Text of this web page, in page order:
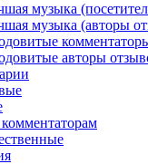
музыка
музыка (авторы
авторы